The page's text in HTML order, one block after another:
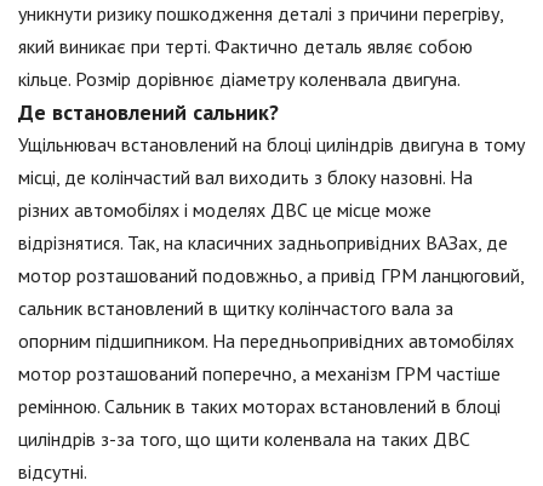
уникнути ризику пошкодження деталі з причини перегріву,
який виникає при терті. Фактично деталь являє собою
кільце. Розмір дорівнює діаметру коленвала двигуна.
Де встановлений сальник?
Ущільнювач встановлений на блоці циліндрів двигуна в тому
місці, де колінчастий вал виходить з блоку назовні. На
різних автомобілях і моделях ДВС це місце може
відрізнятися. Так, на класичних задньопривідних ВАЗах, де
мотор розташований подовжньо, а привід ГРМ ланцюговий,
сальник встановлений в щитку колінчастого вала за
опорним підшипником. На передньопривідних автомобілях
мотор розташований поперечно, а механізм ГРМ частіше
ремінною. Сальник в таких моторах встановлений в блоці
циліндрів з-за того, що щити коленвала на таких ДВС
відсутні.